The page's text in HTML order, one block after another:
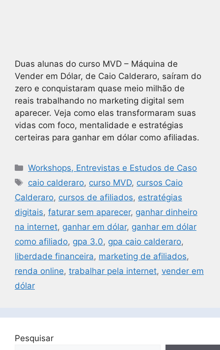
Duas alunas do curso MVD – Máquina de
Vender em Dólar, de Caio Calderaro, saíram do
zero e conquistaram quase meio milhão de
reais trabalhando no marketing digital sem
aparecer. Veja como elas transformaram suas
vidas com foco, mentalidade e estratégias
certeiras para ganhar em dólar como afiliadas.
Workshops, Entrevistas e Estudos de Caso
caio calderaro, curso MVD, cursos Caio
Calderaro, cursos de afiliados, estratégias
digitais, faturar sem aparecer, ganhar dinheiro
na internet, ganhar em dólar, ganhar em dólar
como afiliado, gpa 3.0, gpa caio calderaro,
liberdade financeira, marketing de afiliados,
renda online, trabalhar pela internet, vender em
dólar
Pesquisar